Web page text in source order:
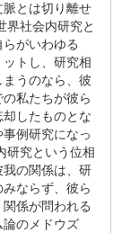
とは切り離せ
社会内研究と
がいわゆる
ットし、研究相
うのなら、彼
私たちが彼ら
したものとな
例研究になっ
究という位相
の関係は、研
ならず、彼ら
係が問われる
論のメドウズ